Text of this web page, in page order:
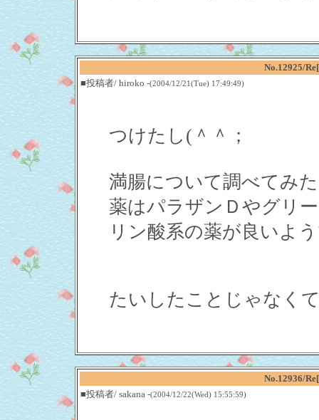
No.12925/
■投稿者/ hiroko -(2004/12/21(Tue) 17:49:49)
つけたし(＾＾；
満腸について調べてみ
薬はパラザンＤやグリ
リン酸系の薬が良いよ
たいしたことじゃなく
No.12936/
■投稿者/ sakana -(2004/12/22(Wed) 15:55:59)